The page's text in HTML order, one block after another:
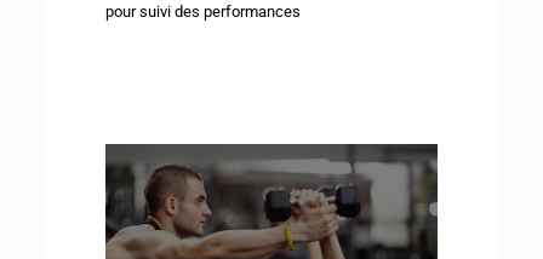
pour suivi des performances